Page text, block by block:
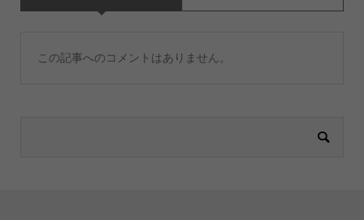
この記事へのコメントはありません。